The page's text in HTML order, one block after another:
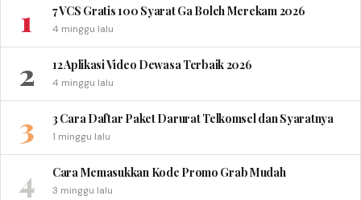
1 7 VCS Gratis 100 Syarat Ga Boleh Merekam 2026
4 minggu lalu
2 12 Aplikasi Video Dewasa Terbaik 2026
4 minggu lalu
3 3 Cara Daftar Paket Darurat Telkomsel dan Syaratnya
1 minggu lalu
4 Cara Memasukkan Kode Promo Grab Mudah
3 minggu lalu